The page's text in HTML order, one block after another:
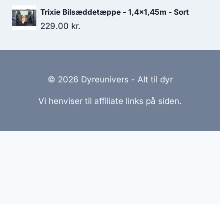
Trixie Bilsæddetæppe - 1,4x1,45m - Sort
229.00 kr.
© 2026 Dyreunivers - Alt til dyr
Vi henviser til affiliate links på siden.